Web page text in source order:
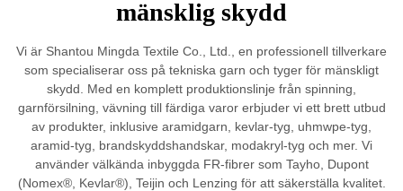
mänsklig skydd
Vi är Shantou Mingda Textile Co., Ltd., en professionell tillverkare
som specialiserar oss på tekniska garn och tyger för mänskligt
skydd. Med en komplett produktionslinje från spinning,
garnförsilning, vävning till färdiga varor erbjuder vi ett brett utbud
av produkter, inklusive aramidgarn, kevlar-tyg, uhmwpe-tyg,
aramid-tyg, brandskyddshandskar, modakryl-tyg och mer. Vi
använder välkända inbyggda FR-fibrer som Tayho, Dupont
(Nomex®, Kevlar®), Teijin och Lenzing för att säkerställa kvalitet.